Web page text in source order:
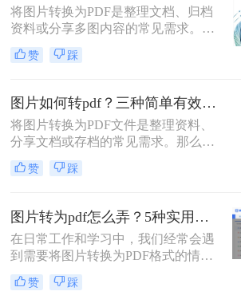
进行高质量的打印。面对图片转PDF
后模糊/不清晰怎么办这一难题，很多
将图片转换为PDF是整理文档、归档
资料或分享多图内容的常见需求。那
么图片怎么转pdf呢？本文系统梳理5
类主流方法，助你快速实现图片转
赞 踩
图片如何转pdf？三种简单有效的方法分享！
将图片转换为PDF文件是整理资料、
分享文档或存档的常见需求。那么图
片如何转pdf呢？本文将介绍三种简单
有效的方法，助您快速完成转换。
赞 踩
图片转为pdf怎么弄？5种实用转换方法详解！
在日常工作和学习中，我们经常会遇
到需要将图片转换为PDF格式的情
况。无论是整理证件照片、制作电子
相册，还是将扫描的文档统一格式，
赞 踩